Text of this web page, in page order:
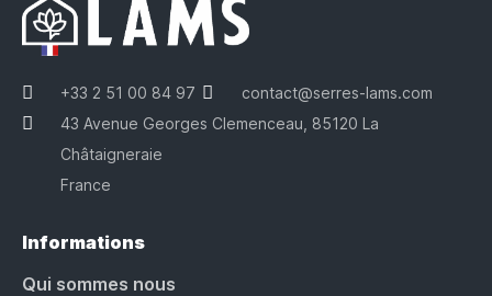
+33 2 51 00 84 97
contact@serres-lams.com
43 Avenue Georges Clemenceau, 85120 La
Châtaigneraie
France
Informations
Qui sommes nous